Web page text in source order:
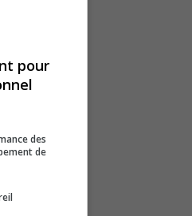
pour
des
de